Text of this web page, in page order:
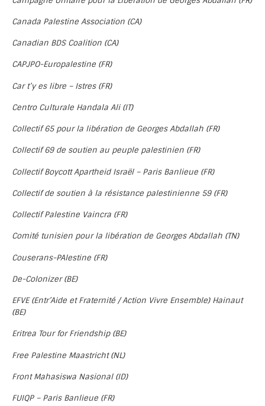
Canada Palestine Association (CA)
Canadian BDS Coalition (CA)
CAPJPO-Europalestine (FR)
Car t’y es libre – Istres (FR)
Centro Culturale Handala Ali (IT)
Collectif 65 pour la libération de Georges Abdallah (FR)
Collectif 69 de soutien au peuple palestinien (FR)
Collectif Boycott Apartheid Israël – Paris Banlieue (FR)
Collectif de soutien à la résistance palestinienne 59 (FR)
Collectif Palestine Vaincra (FR)
Comité tunisien pour la libération de Georges Abdallah (TN)
Couserans-PAlestine (FR)
De-Colonizer (BE)
EFVE (Entr’Aide et Fraternité / Action Vivre Ensemble) Hainaut
(BE)
Eritrea Tour for Friendship (BE)
Free Palestine Maastricht (NL)
Front Mahasiswa Nasional (ID)
FUIQP – Paris Banlieue (FR)